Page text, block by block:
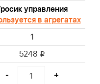
управления
в агрегатах
1
5248 i
- +